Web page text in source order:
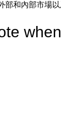
部和內部市場以